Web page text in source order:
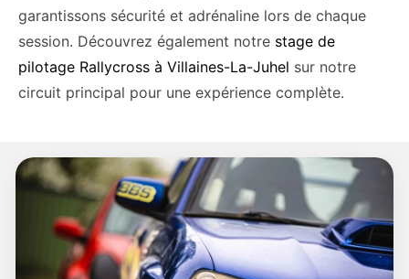
garantissons sécurité et adrénaline lors de chaque
session. Découvrez également notre stage de
pilotage Rallycross à Villaines-La-Juhel sur notre
circuit principal pour une expérience complète.